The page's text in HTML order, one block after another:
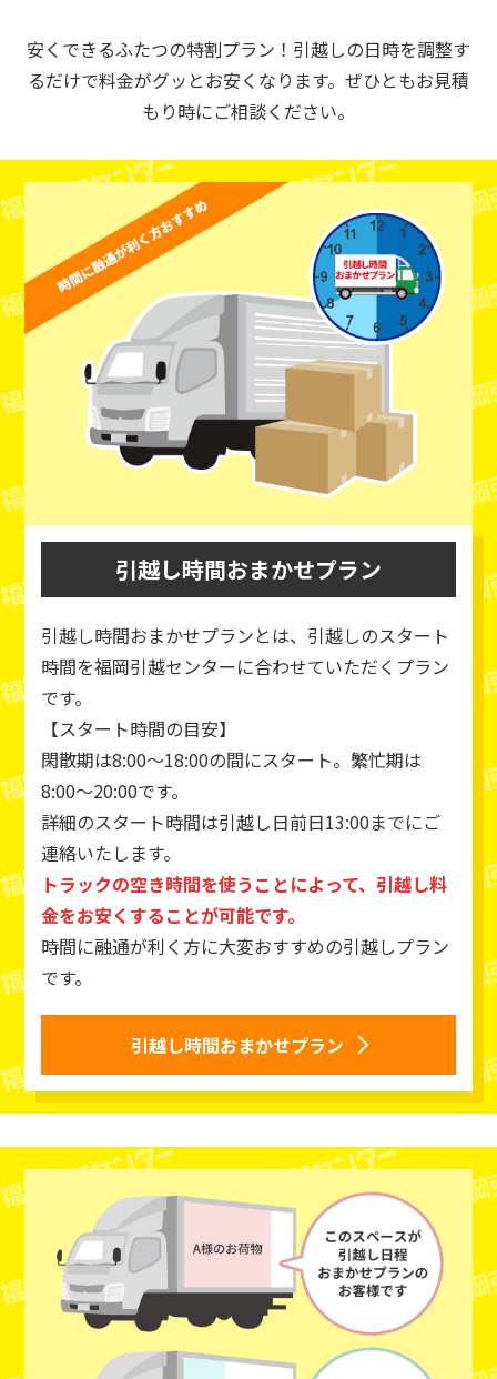
安くできるふたつの特割プラン！引越しの日時を調整す
るだけで料金がグッとお安くなります。ぜひともお見積
もり時にご相談ください。
引越し時間おまかせプラン
引越し時間おまかせプランとは、引越しのスタート
時間を福岡引越センターに合わせていただくプラン
です。
【スタート時間の目安】
閑散期は8:00～18:00の間にスタート。繁忙期は
8:00～20:00です。
詳細のスタート時間は引越し日前日13:00までにご
連絡いたします。
トラックの空き時間を使うことによって、引越し料
金をお安くすることが可能です。
時間に融通が利く方に大変おすすめの引越しプラン
です。
引越し時間おまかせプラン